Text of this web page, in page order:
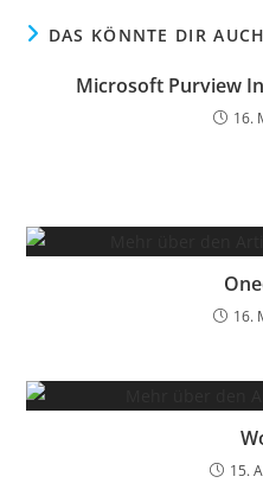
DAS KÖNNTE DIR
Microsoft Purview
16.
16.
15.